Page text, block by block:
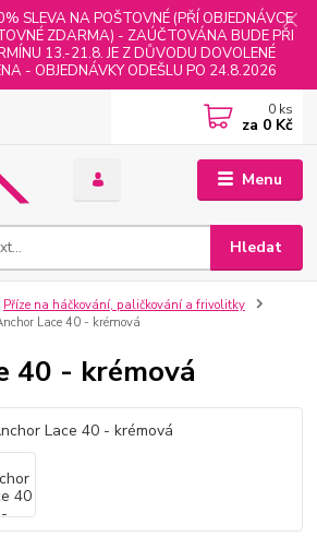
SLEVA NA POŠTOVNÉ (PŘÍ OBJEDNÁVCE
ZDARMA) - ZAÚČTOVÁNA BUDE PŘI
13.-21.8. JE Z DŮVODU DOVOLENÉ
- OBJEDNÁVKY ODEŠLU PO 24.8.2026
Menu
Hledat
0 ks
za 0 Kč
Příze na háčkování, paličkování a frivolitky
Lace 40 - krémová
40 - krémová